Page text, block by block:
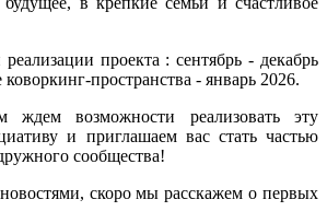
проекта : сентябрь - декабрь
пространства - январь 2026.
возможности реализовать эту
и приглашаем вас стать частью
сообщества!
скоро мы расскажем о первых